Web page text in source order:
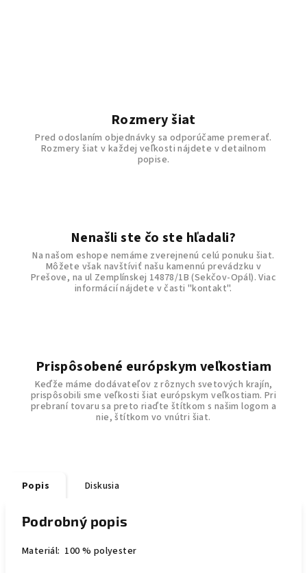
Rozmery šiat
Pred odoslaním objednávky sa odporúčame premerať.
Rozmery šiat v každej veľkosti nájdete v detailnom
popise.
Nenašli ste čo ste hľadali?
Na našom eshope nemáme zverejnenú celú ponuku šiat.
Môžete však navštíviť našu kamennú prevádzku v
Prešove, na ul Zemplínskej 14878/1B (Sekčov-Opál). Viac
informácií nájdete v časti "kontakt".
Prispôsobené európskym veľkostiam
Keďže máme dodávateľov z rôznych svetových krajín,
prispôsobili sme veľkosti šiat európskym veľkostiam. Pri
prebraní tovaru sa preto riaďte štítkom s našim logom a
nie, štítkom vo vnútri šiat.
Popis Diskusia
Podrobný popis
Materiál: 100 % polyester